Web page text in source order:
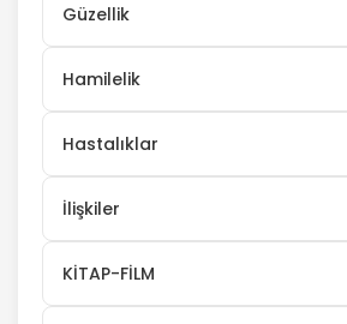
Güzellik
Hamilelik
Hastalıklar
İlişkiler
KİTAP-FİLM